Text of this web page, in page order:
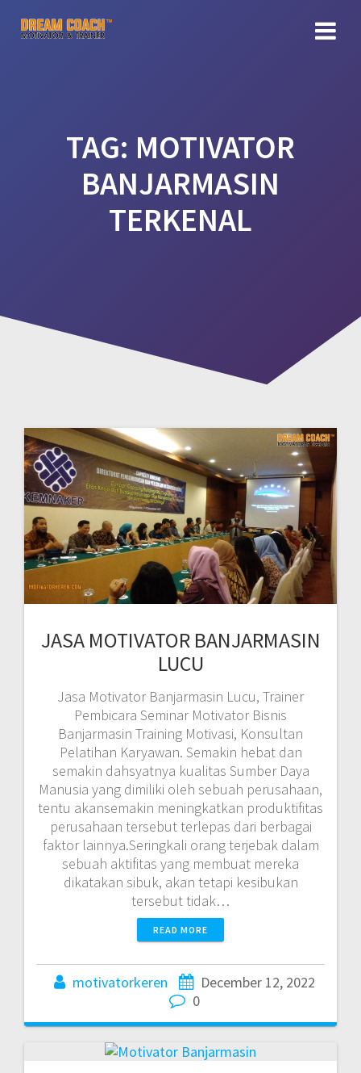
TAG: MOTIVATOR
BANJARMASIN
TERKENAL
JASA MOTIVATOR BANJARMASIN
LUCU
Jasa Motivator Banjarmasin Lucu, Trainer
Pembicara Seminar Motivator Bisnis
Banjarmasin Training Motivasi, Konsultan
Pelatihan Karyawan. Semakin hebat dan
semakin dahsyatnya kualitas Sumber Daya
Manusia yang dimiliki oleh sebuah perusahaan,
tentu akansemakin meningkatkan produktifitas
perusahaan tersebut terlepas dari berbagai
faktor lainnya.Seringkali orang terjebak dalam
sebuah aktifitas yang membuat mereka
dikatakan sibuk, akan tetapi kesibukan
tersebut tidak…
READ MORE
motivatorkeren
December 12, 2022
0